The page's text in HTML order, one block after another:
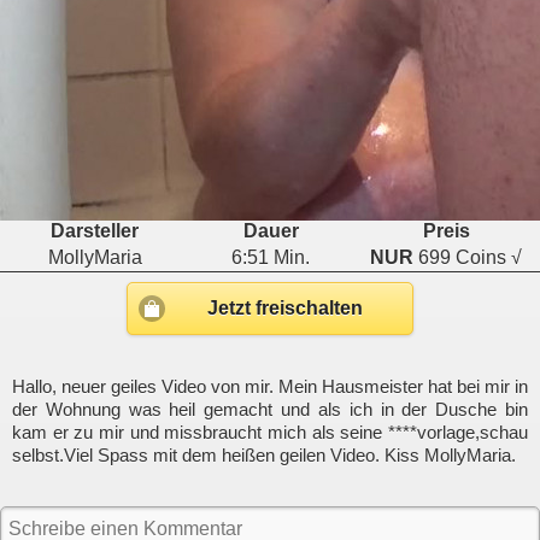
Darsteller Dauer
Preis
MollyMaria
6:51 Min. NUR 699 Coins √
Jetzt freischalten
Hallo, neuer geiles Video von mir. Mein Hausmeister hat bei mir in
der Wohnung was heil gemacht und als ich in der Dusche bin
kam er zu mir und missbraucht mich als seine ****vorlage,schau
selbst.Viel Spass mit dem heißen geilen Video. Kiss MollyMaria.